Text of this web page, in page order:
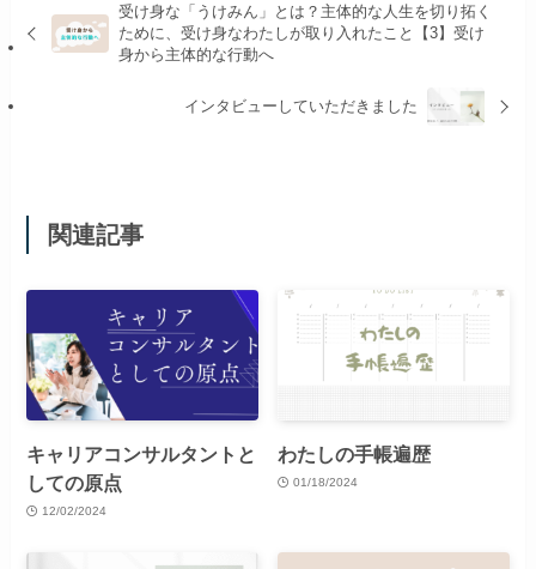
受け身な「うけみん」とは？主体的な人生を切り拓く
ために、受け身なわたしが取り入れたこと【3】受け
身から主体的な行動へ
インタビューしていただきました
関連記事
キャリアコンサルタントと
しての原点
12/02/2024
わたしの手帳遍歴
01/18/2024